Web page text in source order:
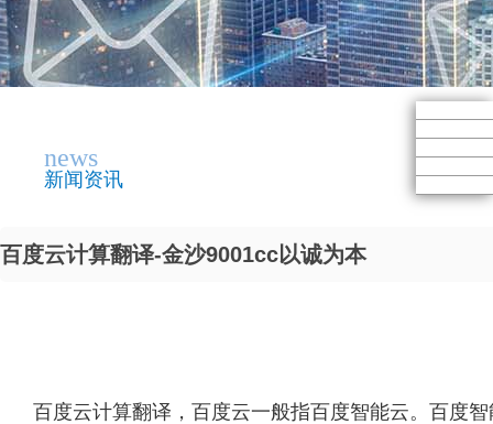
news
新闻资讯
百度云计算翻译-金沙9001cc以诚为本
百度云计算翻译，百度云一般指百度智能云。百度